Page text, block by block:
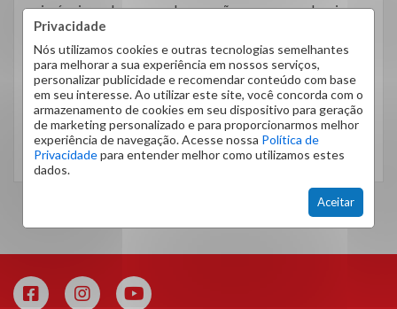
Privacidade
Nós utilizamos cookies e outras tecnologias semelhantes
para melhorar a sua experiência em nossos serviços,
personalizar publicidade e recomendar conteúdo com base
em seu interesse. Ao utilizar este site, você concorda com o
armazenamento de cookies em seu dispositivo para geração
de marketing personalizado e para proporcionarmos melhor
experiência de navegação. Acesse nossa Política de
Privacidadepara entender melhor como utilizamos estes
dados.
Aceitar
imóveis pode ser uma boa opção para quem deseja
investir com mais […]
LEIA MAIS